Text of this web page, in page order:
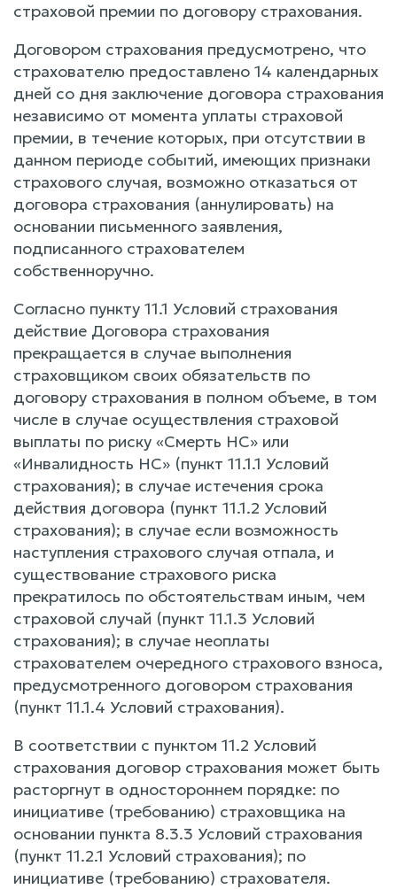
страховой премии по договору страхования.
Договором страхования предусмотрено, что
страхователю предоставлено 14 календарных
дней со дня заключение договора страхования
независимо от момента уплаты страховой
премии, в течение которых, при отсутствии в
данном периоде событий, имеющих признаки
страхового случая, возможно отказаться от
договора страхования (аннулировать) на
основании письменного заявления,
подписанного страхователем
собственноручно.
Согласно пункту 11.1 Условий страхования
действие Договора страхования
прекращается в случае выполнения
страховщиком своих обязательств по
договору страхования в полном объеме, в том
числе в случае осуществления страховой
выплаты по риску «Смерть НС» или
«Инвалидность НС» (пункт 11.1.1 Условий
страхования); в случае истечения срока
действия договора (пункт 11.1.2 Условий
страхования); в случае если возможность
наступления страхового случая отпала, и
существование страхового риска
прекратилось по обстоятельствам иным, чем
страховой случай (пункт 11.1.3 Условий
страхования); в случае неоплаты
страхователем очередного страхового взноса,
предусмотренного договором страхования
(пункт 11.1.4 Условий страхования).
В соответствии с пунктом 11.2 Условий
страхования договор страхования может быть
расторгнут в одностороннем порядке: по
инициативе (требованию) страховщика на
основании пункта 8.3.3 Условий страхования
(пункт 11.2.1 Условий страхования); по
инициативе (требованию) страхователя.